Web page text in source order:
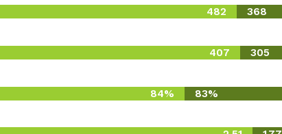
482 368
407 305
84% 83%